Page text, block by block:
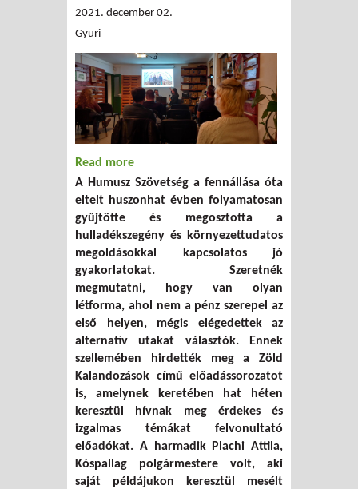
2021. december 02.
Gyuri
Read more
mely részt vesz a globális problémák
megoldásában
A Humusz Szövetség a fennállása óta
eltelt huszonhat évben folyamatosan
gyűjtötte és megosztotta a
hulladékszegény és környezettudatos
megoldásokkal kapcsolatos jó
gyakorlatokat. Szeretnék
megmutatni, hogy van olyan
létforma, ahol nem a pénz szerepel az
első helyen, mégis elégedettek az
alternatív utakat választók. Ennek
szellemében hirdették meg a Zöld
Kalandozások című előadássorozatot
is, amelynek keretében hat héten
keresztül hívnak meg érdekes és
izgalmas témákat felvonultató
előadókat. A harmadik Plachi Attila,
Kóspallag polgármestere volt, aki
saját példájukon keresztül mesélt